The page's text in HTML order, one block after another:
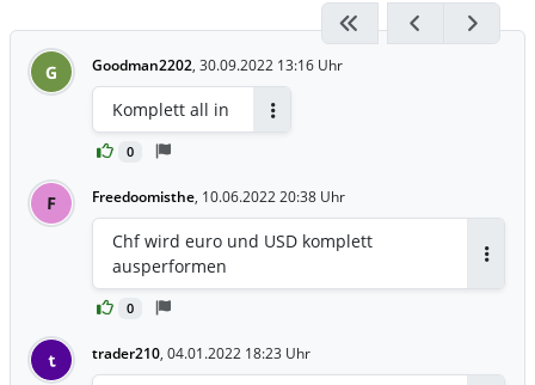
G Goodman2202, 30.09.2022 13:16 Uhr
0
Komplett all in
F Freedoomisthe, 10.06.2022 20:38 Uhr
0
Chf wird euro und USD komplett
ausperformen
t trader210, 04.01.2022 18:23 Uhr